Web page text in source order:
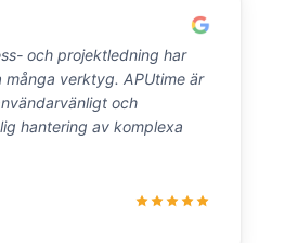
och projektledning har
verktyg. APUtime är
och
hantering av komplexa